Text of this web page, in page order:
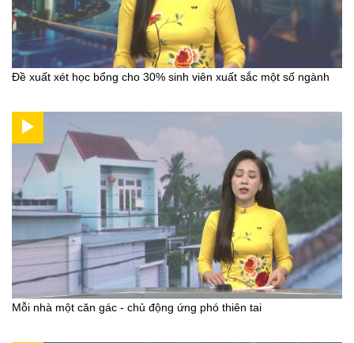
Đề xuất xét học bổng cho 30% sinh viên xuất sắc một số ngành
Mỗi nhà một căn gác - chủ động ứng phó thiên tai